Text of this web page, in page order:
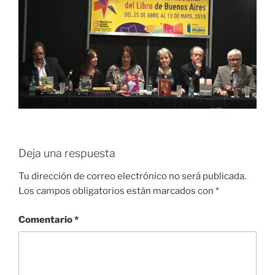
Deja una respuesta
Tu dirección de correo electrónico no será publicada.
Los campos obligatorios están marcados con *
Comentario*